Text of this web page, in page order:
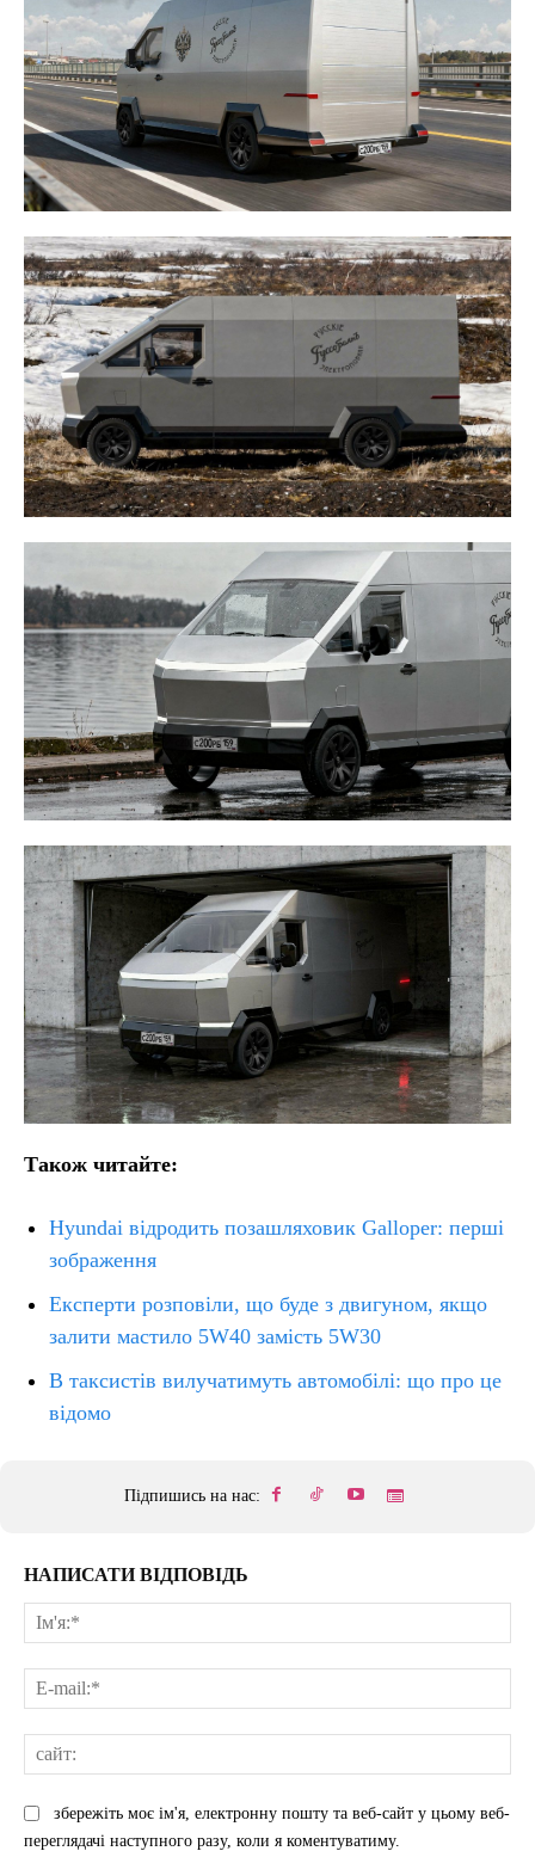
Також читайте:
Hyundai відродить позашляховик Galloper: перші
зображення
Експерти розповіли, що буде з двигуном, якщо
залити мастило 5W40 замість 5W30
В таксистів вилучатимуть автомобілі: що про це
відомо
Підпишись на нас:
НАПИСАТИ ВІДПОВІДЬ
збережіть моє ім'я, електронну пошту та веб-сайт у цьому веб-
переглядачі наступного разу, коли я коментуватиму.